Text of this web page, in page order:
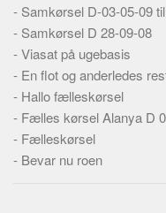
Praktisk
Alle
Meta
Dokumenttyper
Skribenter
- Samkørsel D-03-05-09
- Samkørsel D 28-09-08
-Viasat på ugebasis
- En flot og anderledes
- Hallo fælleskørsel
- Fælles kørsel Alanya D
- Fælleskørsel
- Bevar nu roen